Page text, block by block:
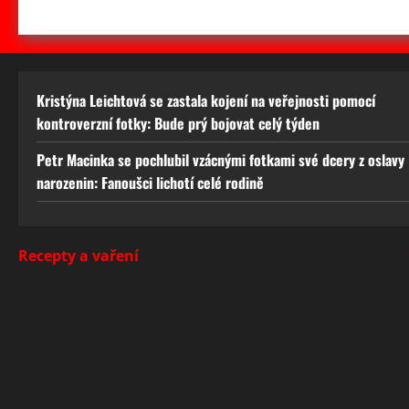
Kristýna Leichtová se zastala kojení na veřejnosti pomocí
kontroverzní fotky: Bude prý bojovat celý týden
Petr Macinka se pochlubil vzácnými fotkami své dcery z oslavy
narozenin: Fanoušci lichotí celé rodině
Recepty a vaření